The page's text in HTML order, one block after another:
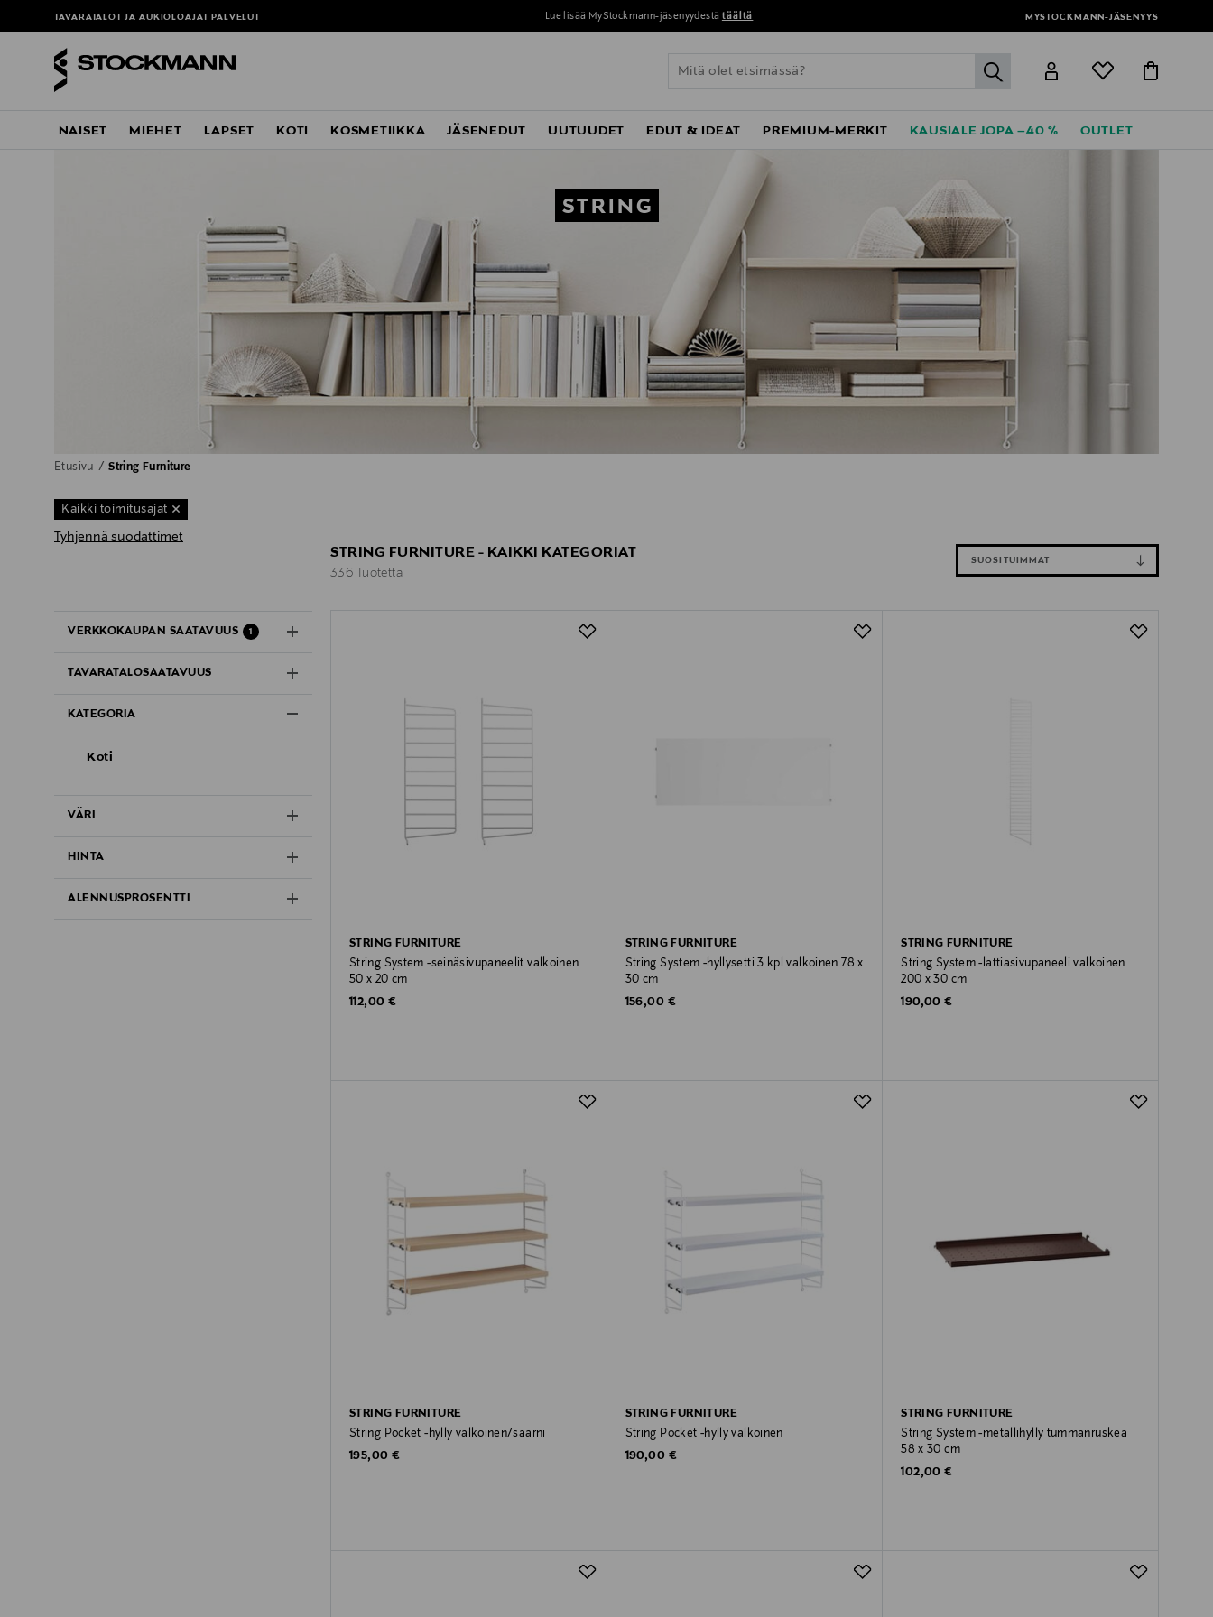
TAVARATALOT JA AUKIOLOAJAT PALVELUT Perustoimitus 0 € yli 120 euron ostoksista! MYSTOCKMANN-JÄSENYYS
label.header.go
NAISET MIEHET LAPSET KOTI KOSMETIIKKA JÄSENEDUT UUTUUDET EDUT & IDEAT PREMIUM-MERKIT KAUSIALE JOPA –40 % OUTLET
Etusivu String Furniture
STRING
Kaikki toimitusajat
Tyhjennä suodattimet
VERKKOKAUPAN SAATAVUUS 1
TAVARATALOSAATAVUUS
KATEGORIA
Koti
VÄRI
HINTA
ALENNUSPROSENTTI
STRING FURNITURE - KAIKKI KATEGORIAT
336 Tuotetta
SUOSITUIMMAT
STRING FURNITURE
String System -seinäsivupaneelit valkoinen
50 x 20 cm
Original Price
112,00 €
STRING FURNITURE
String System -hyllysetti 3 kpl valkoinen 78 x
30 cm
Original Price
156,00 €
STRING FURNITURE
String System -lattiasivupaneeli valkoinen
200 x 30 cm
Original Price
190,00 €
STRING FURNITURE
String Pocket -hylly valkoinen/saarni
Original Price
195,00 €
STRING FURNITURE
String Pocket -hylly valkoinen
Original Price
190,00 €
STRING FURNITURE
String System -metallihylly tummanruskea
58 x 30 cm
Original Price
102,00 €